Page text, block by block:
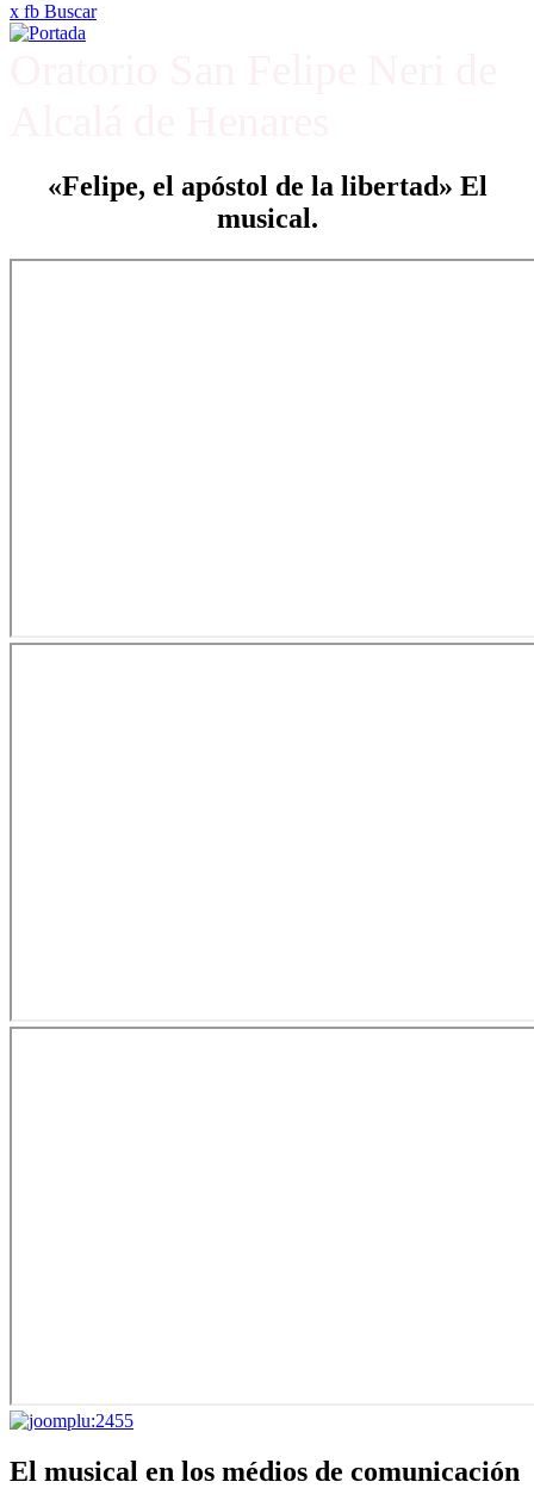
x fb Buscar
«Felipe, el apóstol de la libertad» El
musical.
El musical en los médios de comunicación